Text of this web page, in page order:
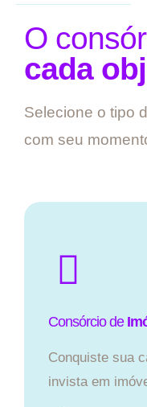
O
cada
Selecione o tipo
com seu
Consórcio de
Conquiste sua
invista em